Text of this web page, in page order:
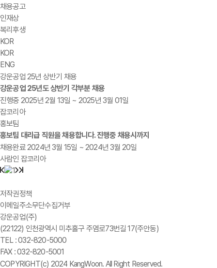
채용공고
인재상
복리후생
KOR
KOR
ENG
강운공업 25년 상반기 채용
강운공업 25년도 상반기 각부분 채용
진행중 2025년 2월 13일 ~ 2025년 3월 01일
잡코리아
홍보팀
홍보팀 대리급 직원을 채용합니다. 진행중 채용시까지
채용완료2024년 3월 15일 ~ 2024년 3월 20일
사람인 잡코리아
1
저작권정책
이메일주소무단수집거부
강운공업(주)
(22122) 인천광역시 미추홀구 주염로73번길 17(주안동)
TEL : 032-820-5000
FAX : 032-820-5001
COPYRIGHT(c) 2024 KangWoon. All Right Reserved.